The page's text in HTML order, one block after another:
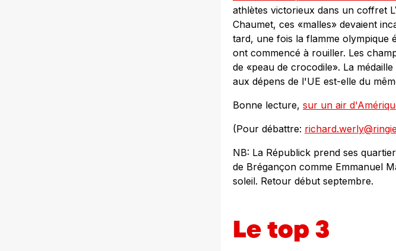
athlètes victorieux dans un coffret
Chaumet, ces «malles» devaient
tard, une fois la flamme olympique
ont commencé à rouiller. Les
de «peau de crocodile». La
aux dépens de l'UE est-elle du
Bonne lecture, sur un air
(Pour débattre:
NB: La Républick prend ses
de Brégançon comme Emmanuel
soleil. Retour début septembre.
Le top 3